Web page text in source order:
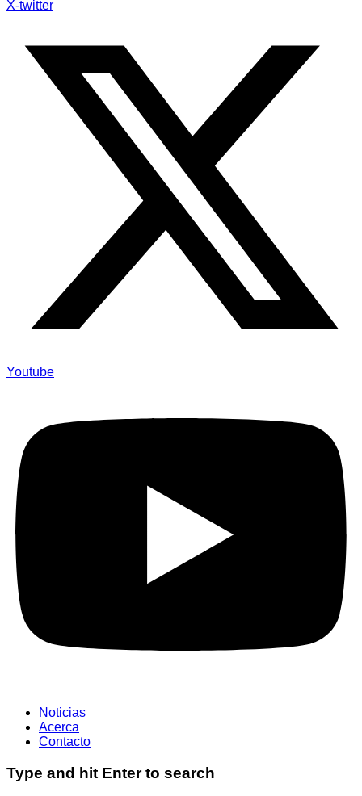
X-twitter
Youtube
Noticias
Acerca
Contacto
Type and hit Enter to search